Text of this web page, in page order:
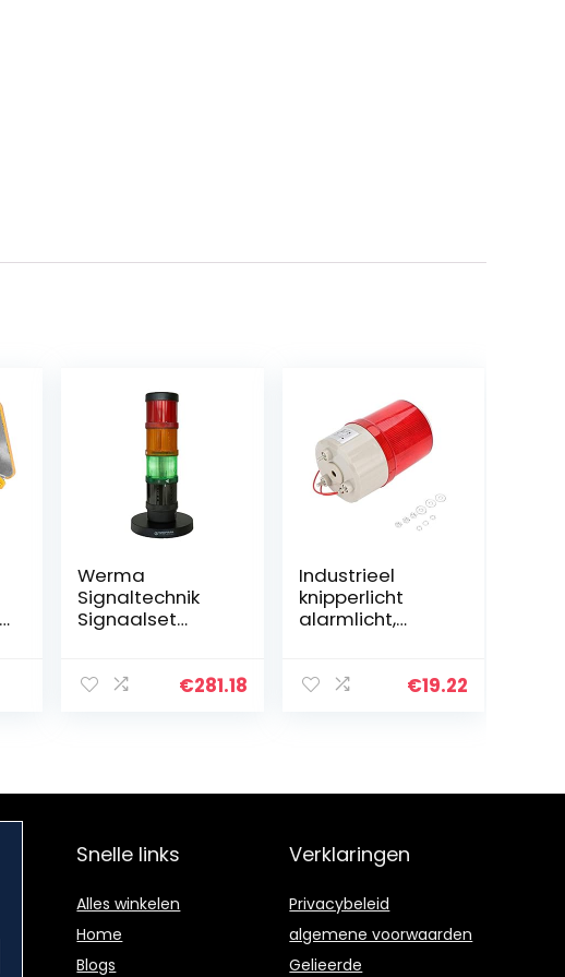
Werma
Signaltechnik
Signaalset
geel, groen 1 set
€281.18
Industrieel
knipperlicht
alarmlicht,
cht 220 V
€19.22
Snelle links
Alles winkelen
Home
Blogs
Verklaringen
Privacybeleid
algemene voorwaarden
Gelieerde